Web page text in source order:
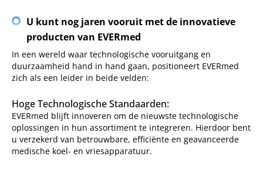
U kunt nog jaren vooruit met de innovatieve
producten van EVERmed
In een wereld waar technologische vooruitgang en
duurzaamheid hand in hand gaan, positioneert EVERmed
zich als een leider in beide velden:
Hoge Technologische Standaarden:
EVERmed blijft innoveren om de nieuwste technologische
oplossingen in hun assortiment te integreren. Hierdoor bent
u verzekerd van betrouwbare, efficiënte en geavanceerde
medische koel- en vriesapparatuur.